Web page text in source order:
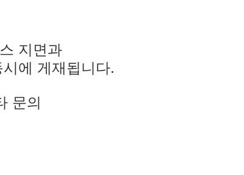
지면과
에 게재됩니다.
문의